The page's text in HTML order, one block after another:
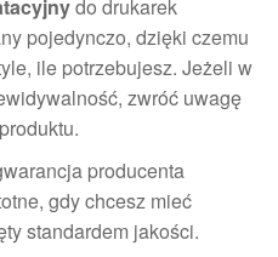
do drukarek
pojedynczo, dzięki czemu
ile potrzebujesz. Jeżeli w
zwróć uwagę
producenta
gdy chcesz mieć
standardem jakości.